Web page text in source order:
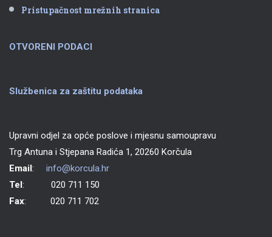
Pristupačnost mrežnih stranica
OTVORENI PODACI
Službenica za zaštitu podataka
Upravni odjel za opće poslove i mjesnu samoupravu
Trg Antuna i Stjepana Radića 1, 20260 Korčula
Email: info@korcula.hr
Tel: 020 711 150
Fax: 020 711 702